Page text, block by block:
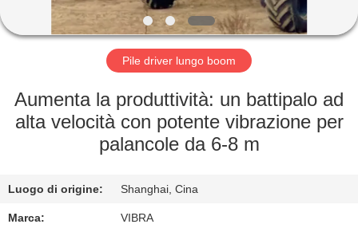
VR
NOI
FABBRICA
Pile driver lungo boom
Aumenta la produttività: un battipalo ad
alta velocità con potente vibrazione per
palancole da 6-8 m
Luogo di origine: Shanghai, Cina
Marca: VIBRA